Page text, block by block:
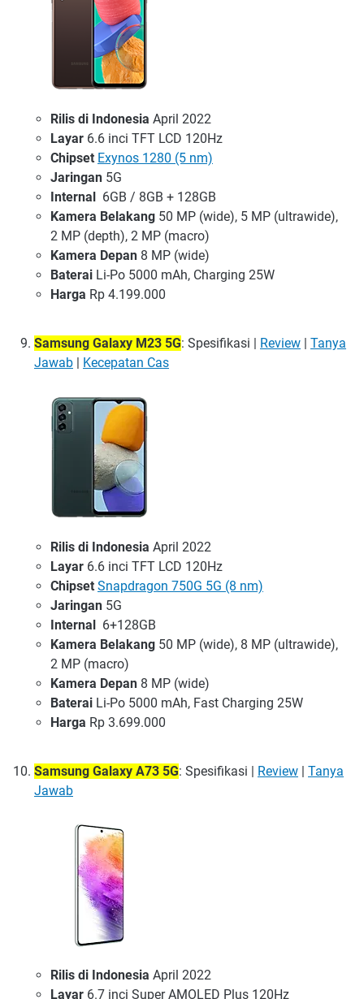
Rilis di Indonesia April 2022
Layar 6.6 inci TFT LCD 120Hz
Chipset Exynos 1280 (5 nm)
Jaringan 5G
Internal
6GB / 8GB + 128GB
Kamera Belakang 50 MP (wide), 5 MP (ultrawide),
2 MP (depth), 2 MP (macro)
Kamera Depan 8 MP (wide)
Baterai Li-Po 5000 mAh, Charging 25W
Harga Rp 4.199.000
Samsung Galaxy M23 5G: Spesifikasi | Review
Tanya
Jawab
Kecepatan Cas
Rilis di Indonesia April 2022
Layar 6.6 inci TFT LCD 120Hz
Chipset Snapdragon 750G 5G (8 nm)
Jaringan 5G
Internal
6+128GB
Kamera Belakang 50 MP (wide), 8 MP (ultrawide),
2 MP (macro)
Kamera Depan 8 MP (wide)
Baterai Li-Po 5000 mAh, Fast Charging 25W
Harga Rp 3.699.000
Samsung Galaxy A73 5G: Spesifikasi | Review
Tanya
Jawab
Rilis di Indonesia April 2022
Layar 6.7 inci Super AMOLED Plus 120Hz